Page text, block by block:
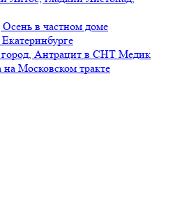
в частном доме
Антрацит в СНТ Медик
на Московском тракте